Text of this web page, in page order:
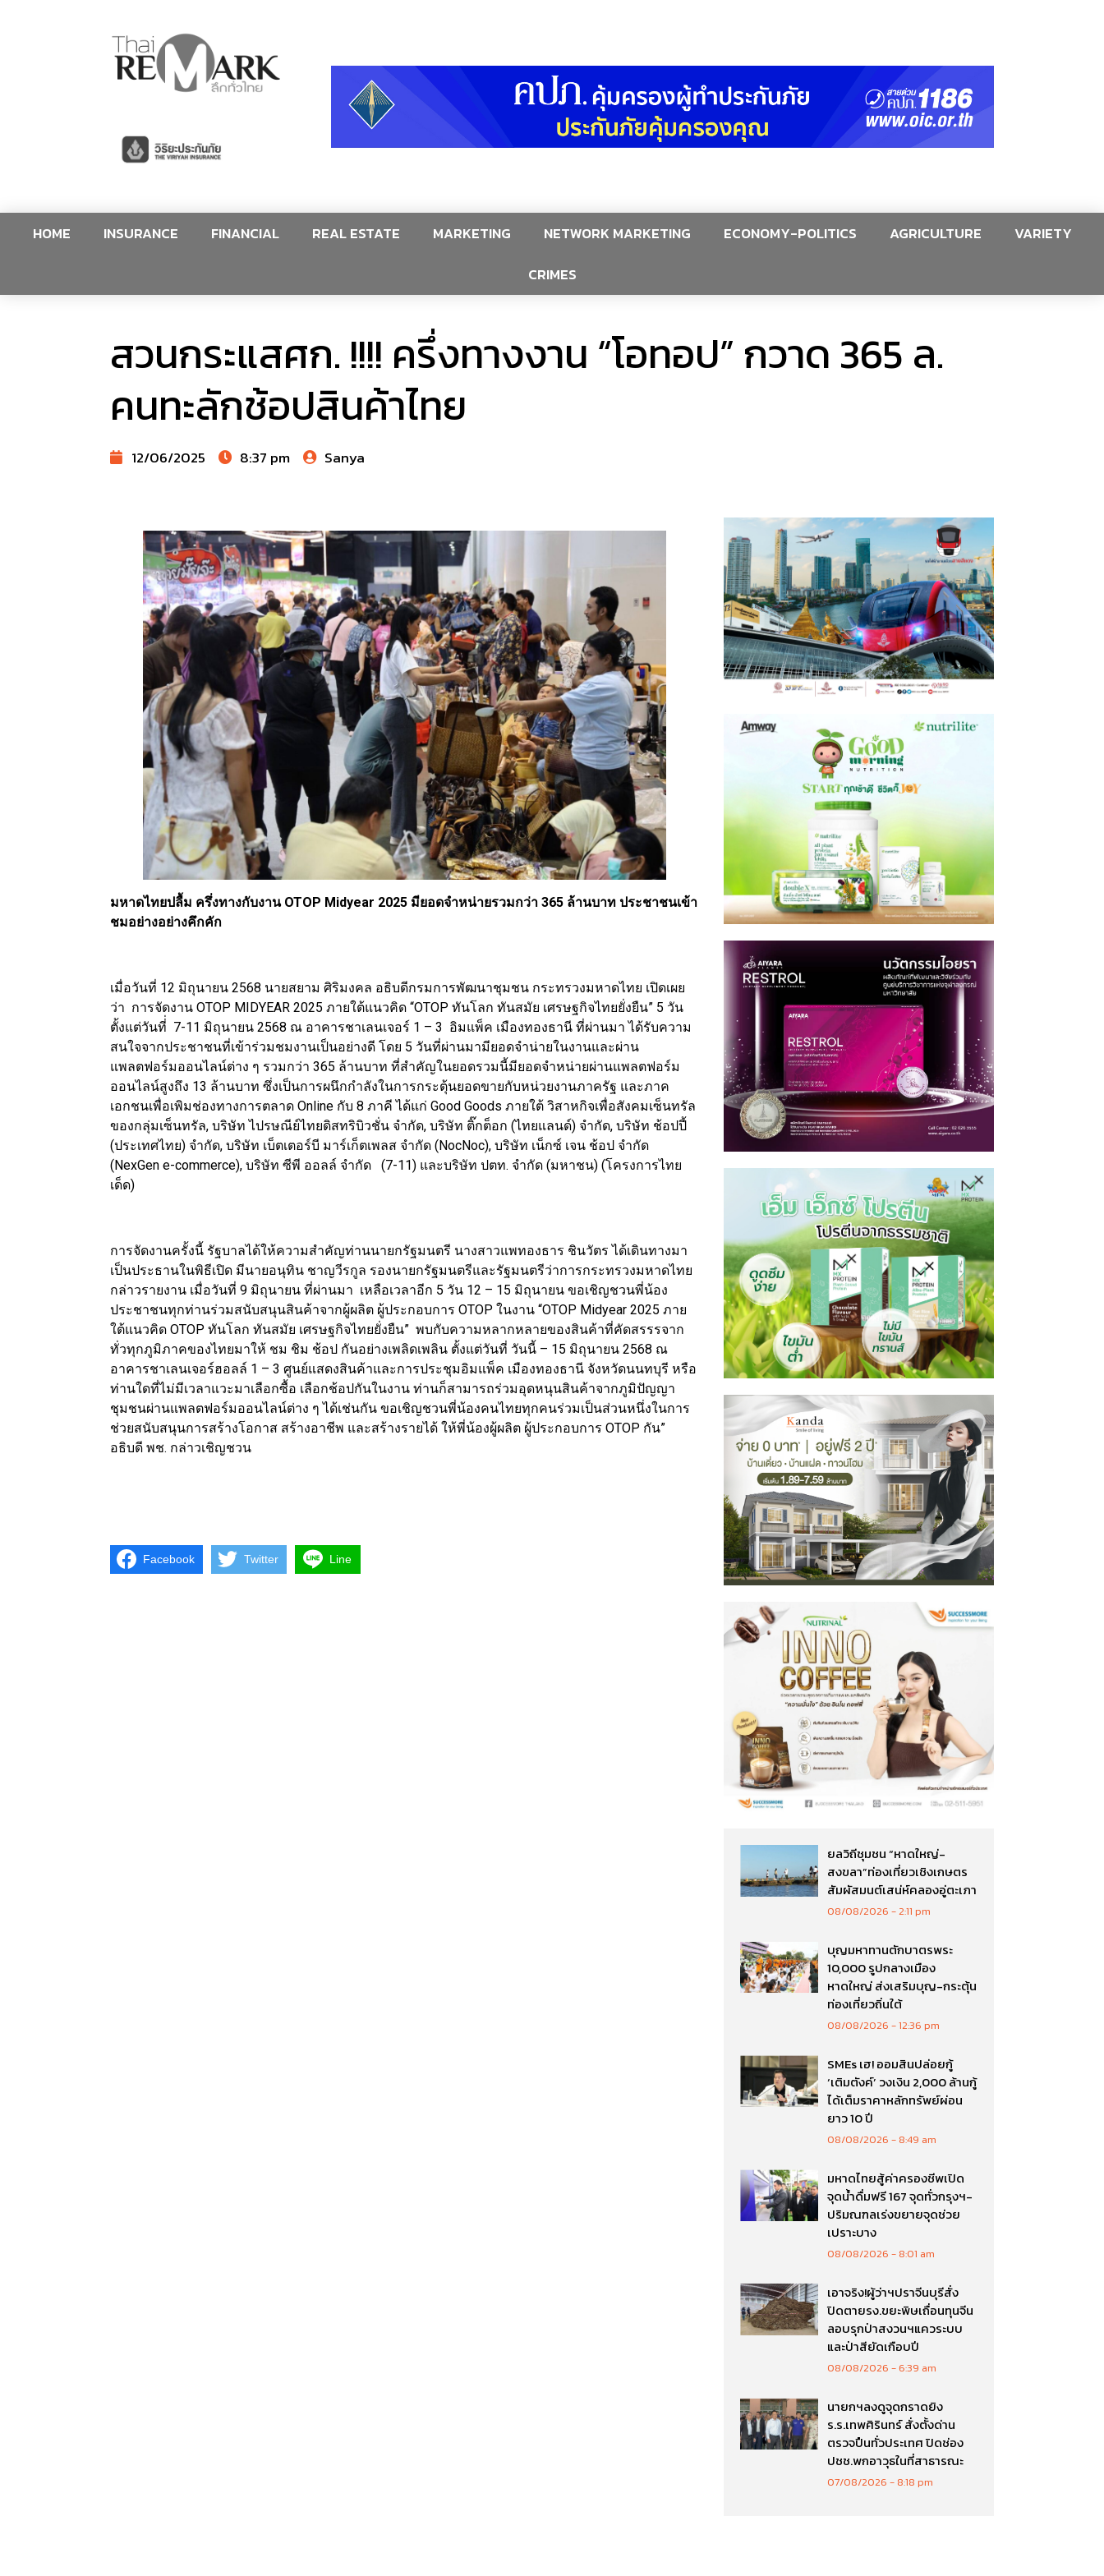
HOME INSURANCE FINANCIAL REAL ESTATE MARKETING NETWORK MARKETING ECONOMY-POLITICS AGRICULTURE
VARIETY
CRIMES
สวนกระแสศก. !!!! ครึ่งทางงาน “โอทอป” กวาด 365 ล.
คนทะลักช้อปสินค้าไทย
12/06/2025 8:37 pm Sanya
มหาดไทยปลื้ม ครึ่งทางกับงาน OTOP Midyear 2025 มียอดจำหน่ายรวมกว่า 365 ล้านบาท ประชาชนเข้า
ชมอย่างอย่างคึกคัก
เมื่อวันที่ 12 มิถุนายน 2568 นายสยาม ศิริมงคล อธิบดีกรมการพัฒนาชุมชน กระทรวงมหาดไทย เปิดเผย
ว่า การจัดงาน OTOP MIDYEAR 2025 ภายใต้แนวคิด “OTOP ทันโลก ทันสมัย เศรษฐกิจไทยยั่งยืน” 5 วัน
ตั้งแต่วันที่่ 7-11 มิถุนายน 2568 ณ อาคารชาเลนเจอร์ 1 – 3 อิมแพ็ค เมืองทองธานี ที่ผ่านมา ได้รับความ
สนใจจากประชาชนที่เข้าร่วมชมงานเป็นอย่างดี โดย 5 วันที่ผ่านมามียอดจำน่ายในงานและผ่าน
แพลตฟอร์มออนไลน์ต่าง ๆ รวมกว่า 365 ล้านบาท ที่สำคัญในยอดรวมนี้มียอดจำหน่ายผ่านแพลตฟอร์ม
ออนไลน์สูงถึง 13 ล้านบาท ซึ่งเป็นการผนึกกำลังในการกระตุ้นยอดขายกับหน่วยงานภาครัฐ และภาค
เอกชนเพื่อเพิมช่องทางการตลาด Online กับ 8 ภาคี ได้แก่ Good Goods ภายใต้ วิสาหกิจเพื่อสังคมเซ็นทรัล
ของกลุ่มเซ็นทรัล, บริษัท ไปรษณีย์ไทยดิสทริบิวชั่น จำกัด, บริษัท ติ๊กต็อก (ไทยแลนด์) จำกัด, บริษัท ช้อปปี้
(ประเทศไทย) จำกัด, บริษัท เบ็ตเตอร์บี มาร์เก็ตเพลส จำกัด (NocNoc), บริษัท เน็กซ์ เจน ช้อป จำกัด
(NexGen e-commerce), บริษัท ซีพี ออลล์ จำกัด (7-11) และบริษัท ปตท. จำกัด (มหาชน) (โครงการไทย
เด็ด)
การจัดงานครั้งนี้ รัฐบาลได้ให้ความสำคัญท่านนายกรัฐมนตรี นางสาวแพทองธาร ชินวัตร ได้เดินทางมา
เป็นประธานในพิธีเปิด มีนายอนุทิน ชาญวีรกูล รองนายกรัฐมนตรีและรัฐมนตรีว่าการกระทรวงมหาดไทย
กล่าวรายงาน เมื่อวันที่ 9 มิถุนายน ที่ผ่านมา เหลือเวลาอีก 5 วัน 12 – 15 มิถุนายน ขอเชิญชวนพี่น้อง
ประชาชนทุกท่านร่วมสนับสนุนสินค้าจากผู้ผลิต ผู้ประกอบการ OTOP ในงาน “OTOP Midyear 2025 ภาย
ใต้แนวคิด OTOP ทันโลก ทันสมัย เศรษฐกิจไทยยั่งยืน” พบกับความหลากหลายของสินค้าที่คัดสรรรจาก
ทั่วทุกภูมิภาคของไทยมาให้ ชม ชิม ช้อป กันอย่างเพลิดเพลิน ตั้งแต่วันที่ วันนี้ – 15 มิถุนายน 2568 ณ
อาคารชาเลนเจอร์ฮอลล์ 1 – 3 ศูนย์แสดงสินค้าและการประชุมอิมแพ็ค เมืองทองธานี จังหวัดนนทบุรี หรือ
ท่านใดที่ไม่มีเวลาแวะมาเลือกซื้อ เลือกช้อปกันในงาน ท่านก็สามารถร่วมอุดหนุนสินค้าจากภูมิปัญญา
ชุมชนผ่านแพลตฟอร์มออนไลน์ต่าง ๆ ได้เช่นกัน ขอเชิญชวนพี่น้องคนไทยทุกคนร่วมเป็นส่วนหนึ่งในการ
ช่วยสนับสนุนการสร้างโอกาส สร้างอาชีพ และสร้างรายได้ ให้พี่น้องผู้ผลิต ผู้ประกอบการ OTOP กัน”
อธิบดี พช. กล่าวเชิญชวน
Facebook Twitter Line
ยลวิถีชุมชน “หาดใหญ่-
สงขลา”ท่องเที่ยวเชิงเกษตร
สัมผัสมนต์เสน่ห์คลองอู่ตะเภา
08/08/2026 2:11 pm
บุญมหาทานตักบาตรพระ
10,000 รูปกลางเมือง
หาดใหญ่ ส่งเสริมบุญ-กระตุ้น
ท่องเที่ยวถิ่นใต้
08/08/2026 12:36 pm
SMEs เฮ! ออมสินปล่อยกู้
‘เติมตังค์’ วงเงิน 2,000 ล้านกู้
ได้เต็มราคาหลักทรัพย์ผ่อน
ยาว 10 ปี
08/08/2026 8:49 am
มหาดไทยสู้ค่าครองชีพเปิด
จุดน้ำดื่มฟรี 167 จุดทั่วกรุงฯ-
ปริมณฑลเร่งขยายจุดช่วย
เปราะบาง
08/08/2026 8:01 am
เอาจริง!ผู้ว่าฯปราจีนบุรีสั่ง
ปิดตายรง.ขยะพิษเถื่อนทุนจีน
ลอบรุกป่าสงวนฯแควระบบ
และป่าสียัดเกือบปี
08/08/2026 6:39 am
นายกฯลงดูจุดกราดยิง
ร.ร.เทพศิรินทร์ สั่งตั้งด่าน
ตรวจปืนทั่วประเทศ ปิดช่อง
ปชช.พกอาวุธในที่สาธารณะ
07/08/2026 8:18 pm